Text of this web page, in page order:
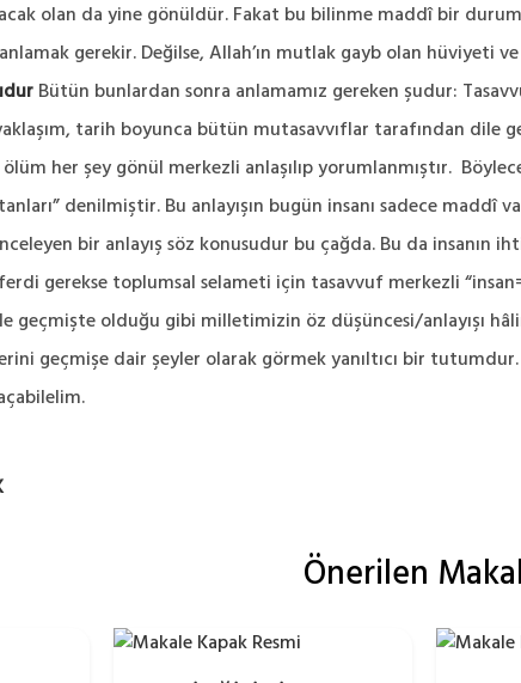
olan da yine gönüldür. Fakat bu bilinme maddî bir
gerekir. Değilse, Allah’ın mutlak gayb olan hüviyeti
Bütün bunlardan sonra anlamamız gereken şudur:
tarih boyunca bütün mutasavvıflar tarafından
her şey gönül merkezli anlaşılıp yorumlanmıştır.
denilmiştir. Bu anlayışın bugün insanı sadece
bir anlayış söz konusudur bu çağda. Bu da insanın
gerekse toplumsal selameti için tasavvuf merkezli
geçmişte olduğu gibi milletimizin öz düşüncesi/anlayışı
geçmişe dair şeyler olarak görmek yanıltıcı bir tutumdur.
Önerilen